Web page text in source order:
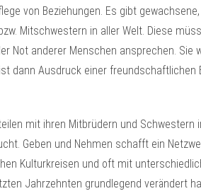
von Beziehungen. Es gibt
Mitschwestern in aller Welt. Diese
Not anderer Menschen ansprechen. Sie
dann Ausdruck einer freundschaftlichen
mit ihren Mitbrüdern und Schwestern
Geben und Nehmen schafft ein
Kulturkreisen und oft mit
Jahrzehnten grundlegend verändert